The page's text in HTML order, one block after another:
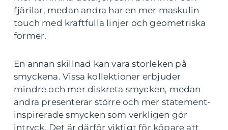
fjärilar, medan andra har en mer maskulin
touch med kraftfulla linjer och geometriska
former.
En annan skillnad kan vara storleken på
smyckena. Vissa kollektioner erbjuder
mindre och mer diskreta smycken, medan
andra presenterar större och mer statement-
inspirerade smycken som verkligen gör
intryck. Det är därför viktigt för köpare att